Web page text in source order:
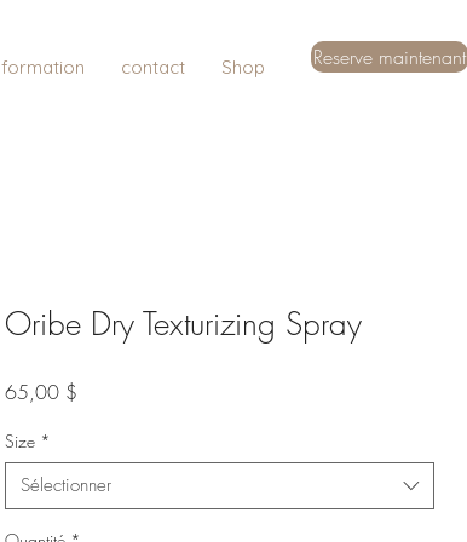
formation contact Shop Reserve maintenant
Oribe Dry Texturizing Spray
65,00 $
Size *
Sélectionner